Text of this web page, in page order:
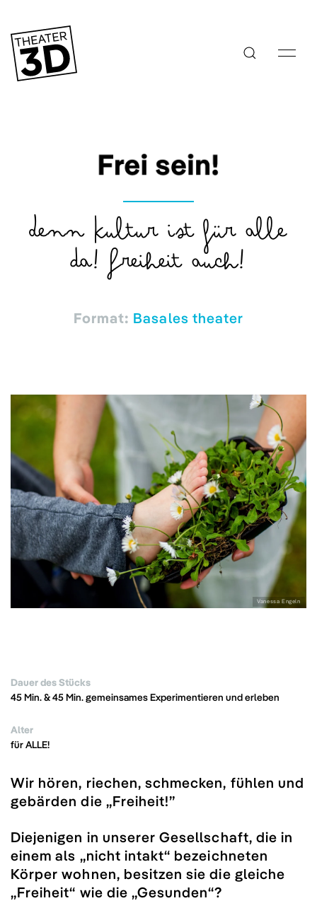
Frei sein!
Denn Kultur ist für alle
da! Freiheit auch!
Format: Basales theater
Vanessa Engeln
Dauer des Stücks
45 Min. & 45 Min. gemeinsames Experimentieren und erleben
Alter
für ALLE!
Wir hören, riechen, schmecken, fühlen und
gebärden die „Freiheit!”
Diejenigen in unserer Gesellschaft, die in
einem als „nicht intakt“ bezeichneten
Körper wohnen, besitzen sie die gleiche
„Freiheit“ wie die „Gesunden“?